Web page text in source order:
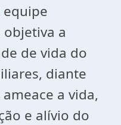
a
de vida do
diante
a vida,
e alívio do